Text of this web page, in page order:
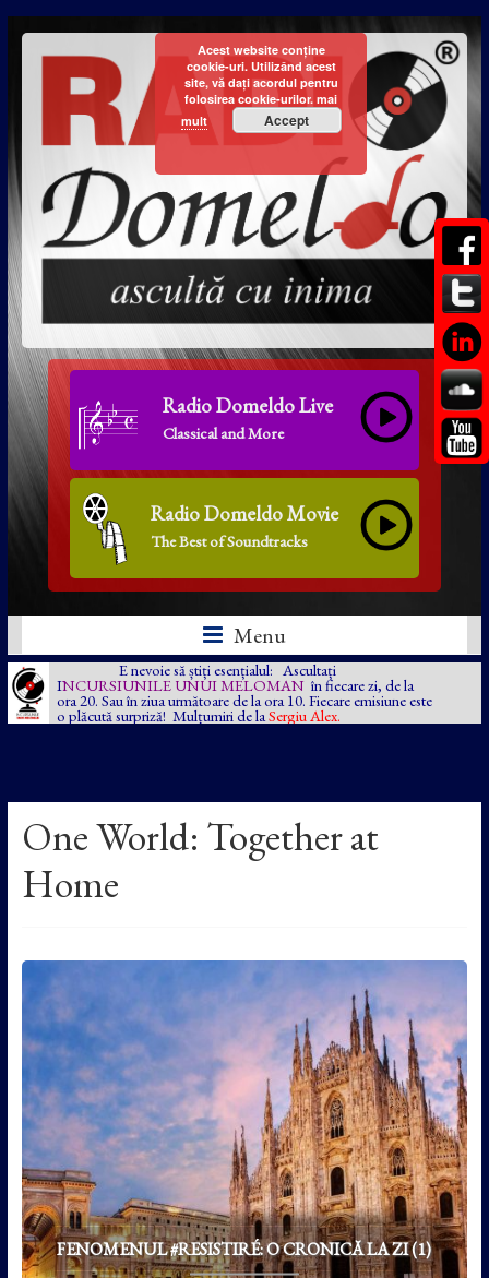
Radio Domeldo Live
Classical and More
Radio Domeldo Movie
The Best of Soundtracks
Menu
E nevoie să știți esențialul: Ascultați
INCURSIUNILE UNUI MELOMAN în fiecare zi, de la
ora 20. Sau în ziua următoare de la ora 10. Fiecare emisiune este
o plăcută surpriză! Mulțumiri de la Sergiu Alex.
One World: Together at
Home
FENOMENUL #RESISTIRÉ: O CRONICĂ LA ZI (1)
Acest website conține
cookie-uri. Utilizând acest
site, vă dați acordul pentru
folosirea cookie-urilor. mai
mult
Accept